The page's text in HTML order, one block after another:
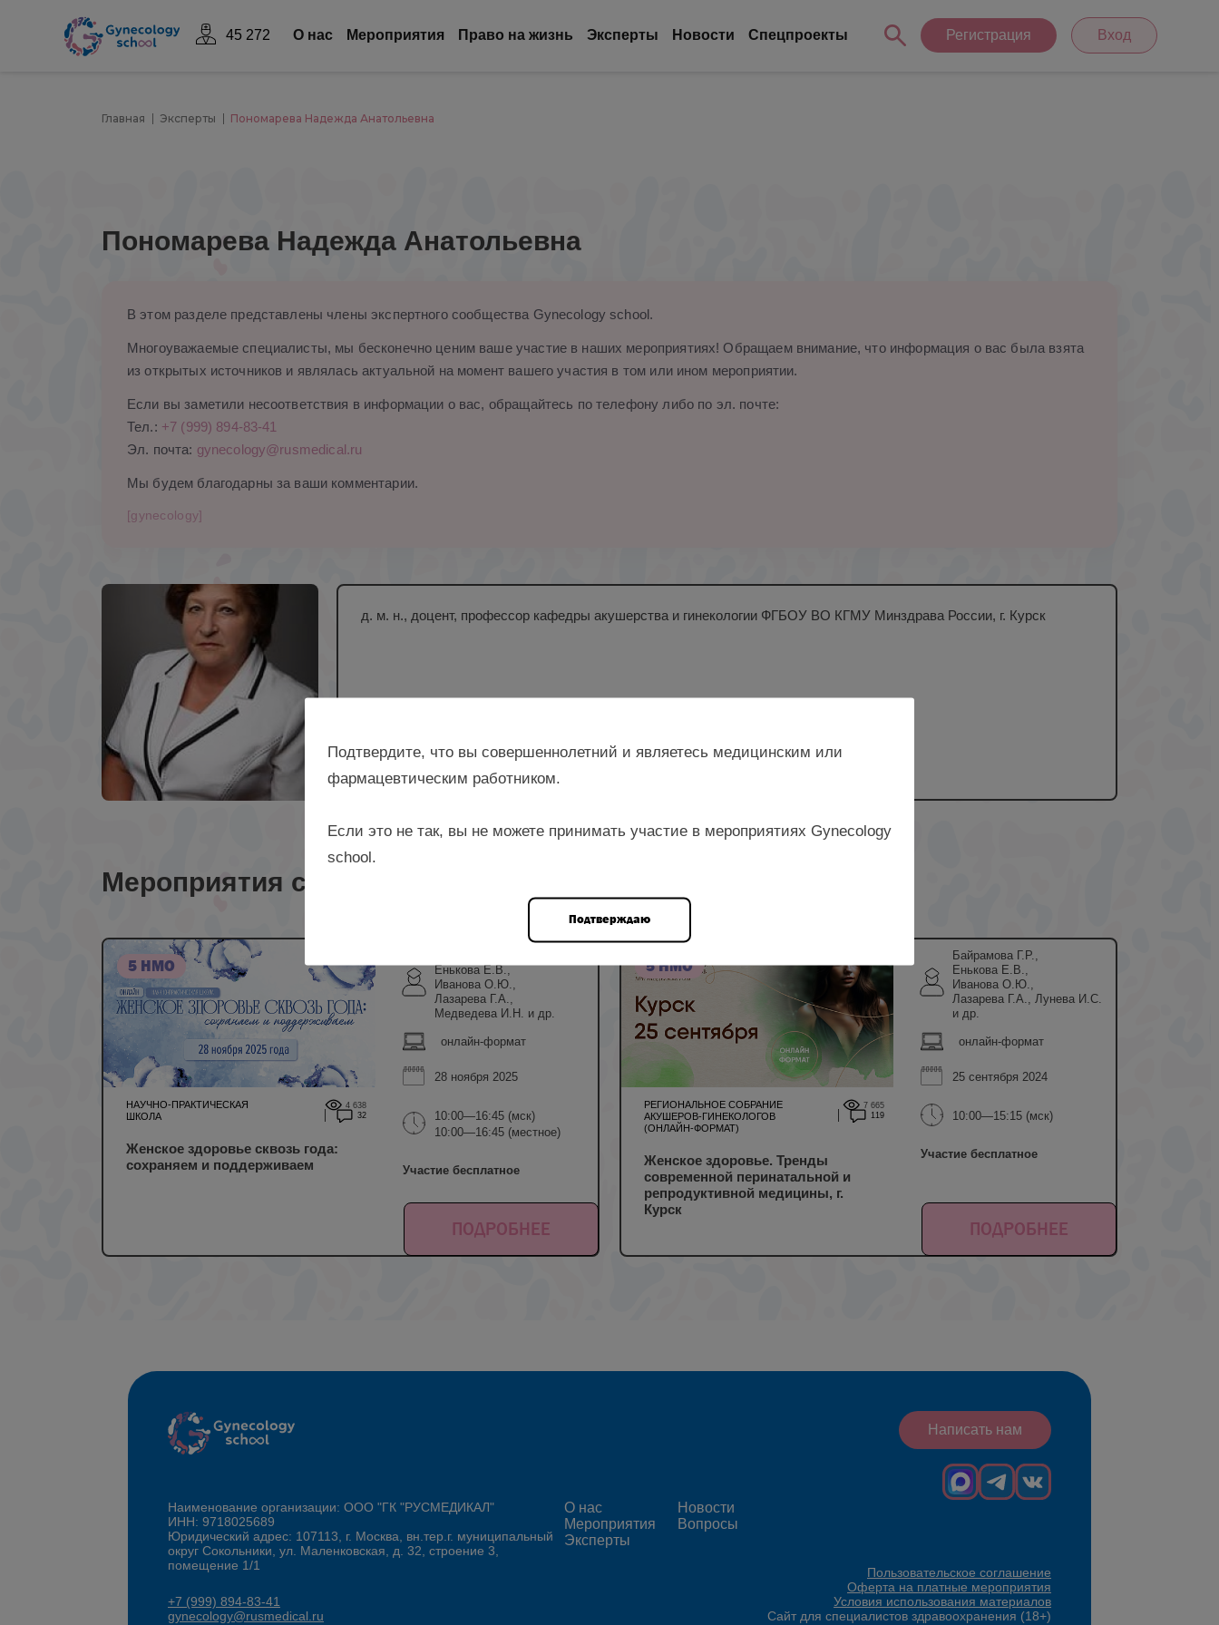
45 272 О нас Mероприятия Право на жизнь Эксперты Новости Спецпроекты Регистрация Вход
Главная Эксперты Пономарева Надежда Анатольевна
Пономарева Надежда Анатольевна
В этом разделе представлены члены экспертного сообщества Gynecology school.
Многоуважаемые специалисты, мы бесконечно ценим ваше участие в наших мероприятиях! Обращаем внимание, что информация о вас была взята
из открытых источников и являлась актуальной на момент вашего участия в том или ином мероприятии.
Если вы заметили несоответствия в информации о вас, обращайтесь по телефону либо по эл. почте:
Тел.: +7 (999) 894-83-41
Эл. почта: gynecology@rusmedical.ru
Мы будем благодарны за ваши комментарии.
[gynecology]
д. м. н., доцент, профессор кафедры акушерства и гинекологии ФГБОУ ВО КГМУ Минздрава России, г. Курск
Мероприятия с лектором
5 НМО
НАУЧНО-ПРАКТИЧЕСКАЯ
ШКОЛА
4 638
32
Женское здоровье сквозь года:
сохраняем и поддерживаем
Енькова Е.В.,
Иванова О.Ю.,
Лазарева Г.А.,
Медведева И.Н. и др.
онлайн-формат
28 ноября 2025
10:00—16:45 (мск)
10:00—16:45 (местное)
Участие бесплатное
ПОДРОБНЕЕ
5 НМО
РЕГИОНАЛЬНОЕ СОБРАНИЕ
АКУШЕРОВ-ГИНЕКОЛОГОВ
(ОНЛАЙН-ФОРМАТ)
7 665
119
Женское здоровье. Тренды
современной перинатальной и
репродуктивной медицины, г.
Курск
Байрамова Г.Р.,
Енькова Е.В.,
Иванова О.Ю.,
Лазарева Г.А., Лунева И.С.
и др.
онлайн-формат
25 сентября 2024
10:00—15:15 (мск)
Участие бесплатное
ПОДРОБНЕЕ
Написать нам
Наименование организации: ООО "ГК "РУСМЕДИКАЛ"
ИНН: 9718025689
Юридический адрес: 107113, г. Москва, вн.тер.г. муниципальный
округ Сокольники, ул. Маленковская, д. 32, строение 3,
помещение 1/1
+7 (999) 894-83-41
gynecology@rusmedical.ru
О нас
Мероприятия
Эксперты
Новости
Вопросы
Пользовательское соглашение
Оферта на платные мероприятия
Условия использования материалов
Сайт для специалистов здравоохранения (18+)
Подтвердите, что вы совершеннолетний и являетесь медицинским или
фармацевтическим работником.
Если это не так, вы не можете принимать участие в мероприятиях Gynecology
school.
Подтверждаю